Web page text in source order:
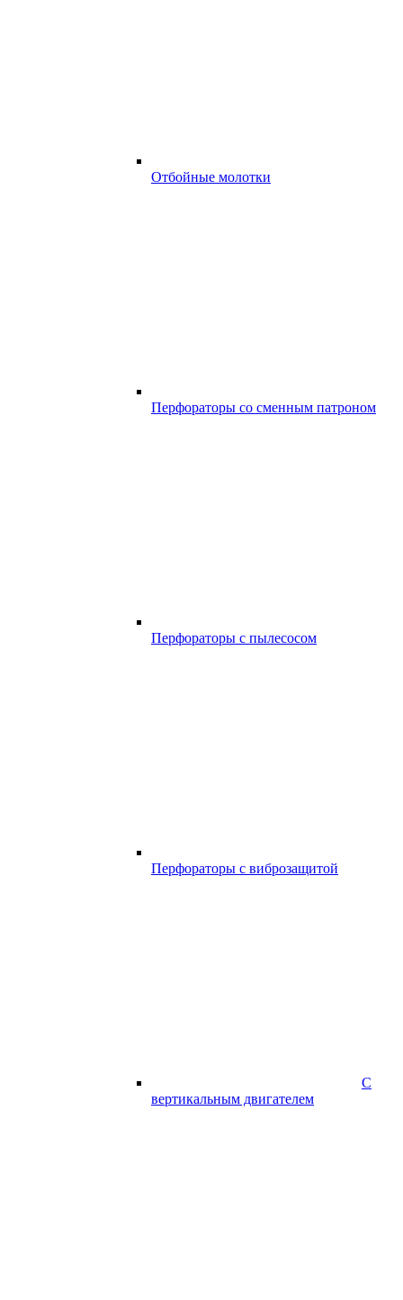
Отбойные молотки
Перфораторы со сменным патроном
Перфораторы с пылесосом
Перфораторы с виброзащитой
С
вертикальным двигателем